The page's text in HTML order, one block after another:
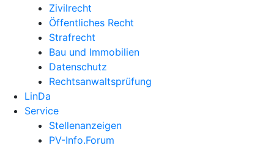
Zivilrecht
Öffentliches Recht
Strafrecht
Bau und Immobilien
Datenschutz
Rechtsanwalts­prüfung
LinDa
Service
Stellenanzeigen
PV-Info.Forum